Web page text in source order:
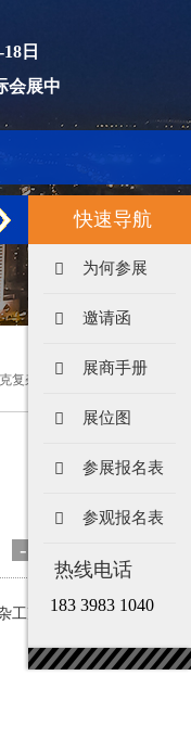
日
会展中
复杂工况
-
工况下
快速导航
为何参展
邀请函
展商手册
展位图
参展报名表
参观报名表
热线电话
183 3983 1040